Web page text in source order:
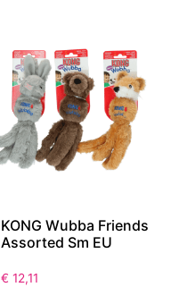
KONG Wubba Friends
Assorted Sm EU
€ 12,11